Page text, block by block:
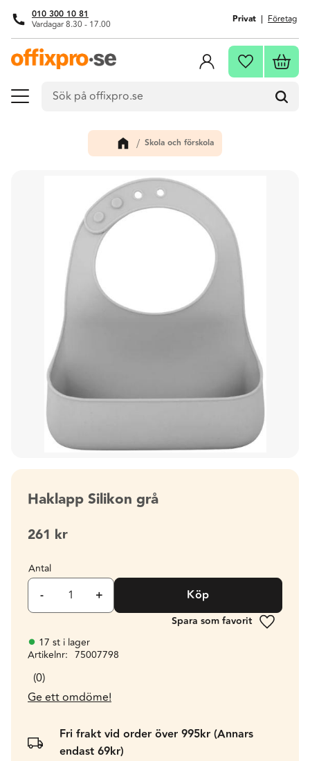
Meny
010 300 10 81
Vardagar 8.30 - 17.00 Privat Företag
Favoriter
Skola och förskola
Haklapp Silikon grå
261 kr
Antal
+
- Köp
Lägg till
17 st i lager
Artikelnr
75007798
0
Ge ett omdöme!
Fri frakt vid order över 995kr (Annars
endast 69kr)